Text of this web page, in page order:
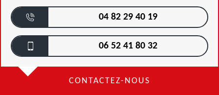
04 82 29 40 19
06 52 41 80 32
CONTACTEZ-NOUS